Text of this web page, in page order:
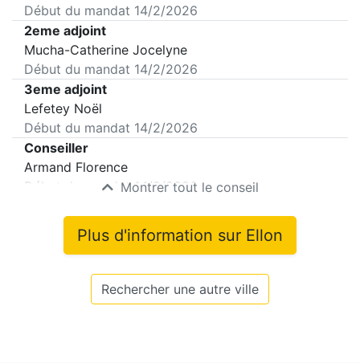
Début du mandat 14/2/2026
2eme adjoint
Mucha-Catherine Jocelyne
Début du mandat 14/2/2026
3eme adjoint
Lefetey Noël
Début du mandat 14/2/2026
Conseiller
Armand Florence
Début du mandat14/2/2026
Montrer tout le conseil
Plus d'information sur Ellon
Rechercher une autre ville